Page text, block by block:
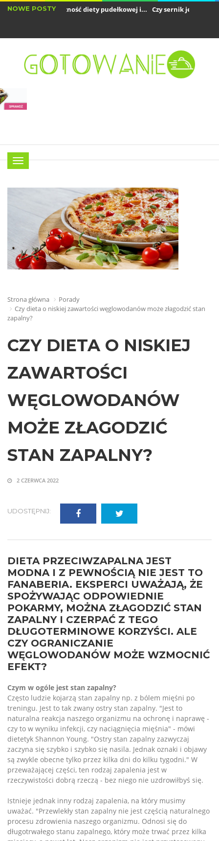
NOWE POSTY
kaloryczność diety pudełkowej i... Czy sernik jest dobrym
Menu
Strona główna
Porady
Czy dieta o niskiej zawartości węglowodanów może złagodzić stan
zapalny?
CZY DIETA O NISKIEJ
ZAWARTOŚCI
WĘGLOWODANÓW
MOŻE ZŁAGODZIĆ
STAN ZAPALNY?
2 CZERWCA 2022
UDOSTĘPNIJ:
DIETA PRZECIWZAPALNA JEST
MODNA I Z PEWNOŚCIĄ NIE JEST TO
FANABERIA. EKSPERCI UWAŻAJĄ, ŻE
SPOŻYWAJĄC ODPOWIEDNIE
POKARMY, MOŻNA ZŁAGODZIĆ STAN
ZAPALNY I CZERPAĆ Z TEGO
DŁUGOTERMINOWE KORZYŚCI. ALE
CZY OGRANICZANIE
WĘGLOWODANÓW MOŻE WZMOCNIĆ
EFEKT?
Czym w ogóle jest stan zapalny?
Często ludzie kojarzą stan zapalny np. z bólem mięśni po
treningu. Jest to tak zwany ostry stan zapalny. "Jest to
naturalna reakcja naszego organizmu na ochronę i naprawę -
czy to w wyniku infekcji, czy naciągnięcia mięśnia" - mówi
dietetyk Shannon Young. "Ostry stan zapalny zazwyczaj
zaczyna się szybko i szybko się nasila. Jednak oznaki i objawy
są zwykle obecne tylko przez kilka dni do kilku tygodni." W
przeważającej części, ten rodzaj zapalenia jest w
rzeczywistości dobrą rzeczą - bez niego nie uzdrowiłbyś się.
Istnieje jednak inny rodzaj zapalenia, na który musimy
uważać. "Przewlekły stan zapalny nie jest częścią naturalnego
procesu zdrowienia naszego organizmu. Odnosi się do
długotrwałego stanu zapalnego, który może trwać przez kilka